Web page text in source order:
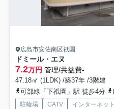
広島市安佐南区祇園
ドミール・エヌ
7.2万円 管理/共益費-
47.18㎡ (1LDK) /築37年 /3階建
可部線「下祇園」駅 徒歩4分
駐輪場 CATV インターネッ